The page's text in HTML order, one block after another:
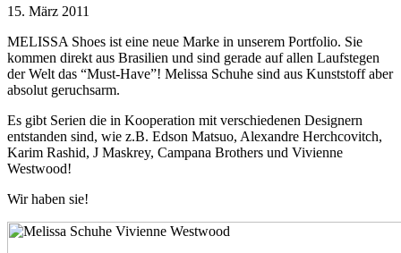
15. März 2011
MELISSA Shoes ist eine neue Marke in unserem Portfolio. Sie
kommen direkt aus Brasilien und sind gerade auf allen Laufstegen
der Welt das “Must-Have”! Melissa Schuhe sind aus Kunststoff aber
absolut geruchsarm.
Es gibt Serien die in Kooperation mit verschiedenen Designern
entstanden sind, wie z.B. Edson Matsuo, Alexandre Herchcovitch,
Karim Rashid, J Maskrey, Campana Brothers und Vivienne
Westwood!
Wir haben sie!